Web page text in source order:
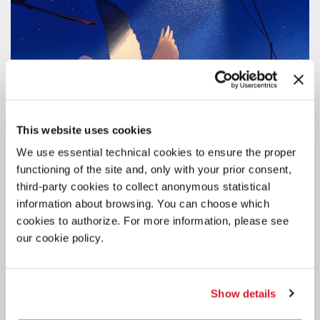
This website uses cookies
We use essential technical cookies to ensure the proper
functioning of the site and, only with your prior consent,
third-party cookies to collect anonymous statistical
information about browsing. You can choose which
cookies to authorize. For more information, please see
our cookie policy.
Show details
83. MOSTRA: CALENDARIO DELLE